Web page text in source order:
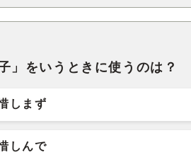
」をいうときに使うのは？
しまず
しんで